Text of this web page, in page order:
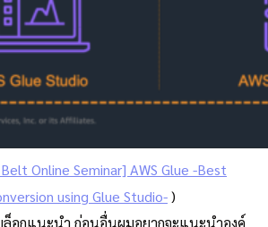
Online Seminar] AWS Glue -Best
using Glue Studio-)
ล็อกแนะนำ ก่อนอื่นผมอยากจะแนะนำองค์